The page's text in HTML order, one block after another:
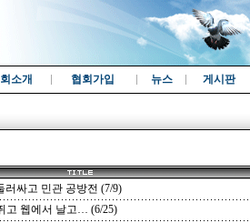
소개 협회가입 뉴스 게시판
러싸고 민관 공방전 (7/9)
고 웹에서 날고… (6/25)